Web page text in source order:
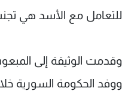
للتعامل مع الأسد هي
وقدمت الوثيقة إلى
ووفد الحكومة السورية